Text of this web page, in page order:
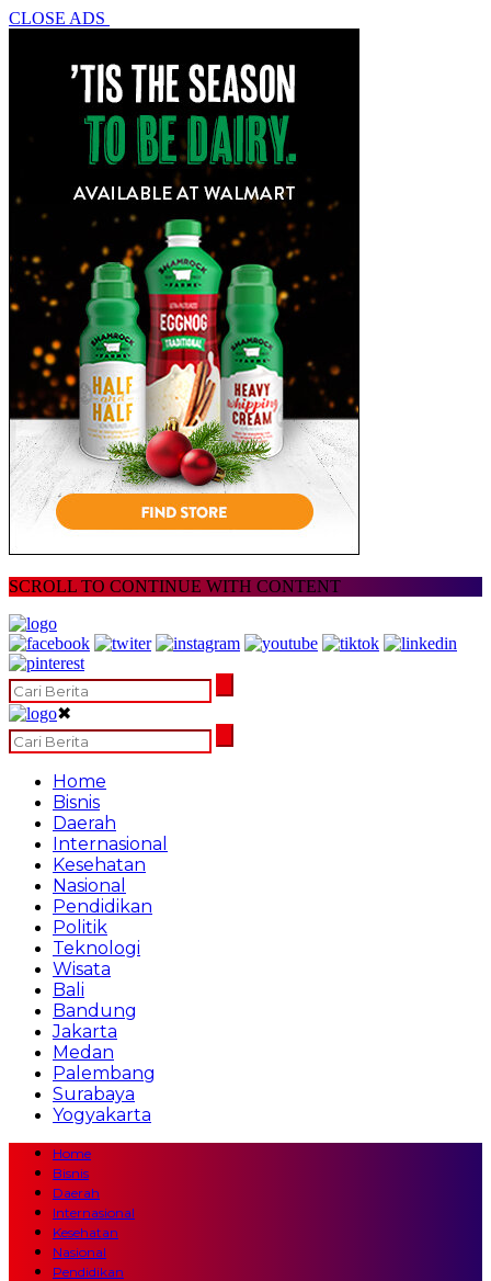
CLOSE ADS
SCROLL TO CONTINUE WITH CONTENT
✖
Home
Bisnis
Daerah
Internasional
Kesehatan
Nasional
Pendidikan
Politik
Teknologi
Wisata
Bali
Bandung
Jakarta
Medan
Palembang
Surabaya
Yogyakarta
Home
Bisnis
Daerah
Internasional
Kesehatan
Nasional
Pendidikan